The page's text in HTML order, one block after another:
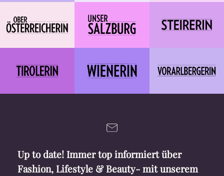
Up to date! Immer top informiert über
Fashion, Lifestyle & Beauty- mit unserem